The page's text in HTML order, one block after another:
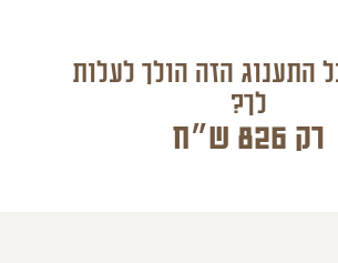
התענוג הזה הולך לעלות
לך?
רק 826 ש״ח